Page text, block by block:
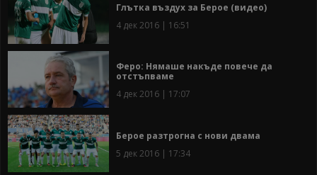
Глътка въздух за Берое (видео)
4 дек 2016 | 16:51
Феро: Нямаше накъде повече да
отстъпваме
4 дек 2016 | 17:07
Берое разтрогна с нови двама
5 дек 2016 | 17:34